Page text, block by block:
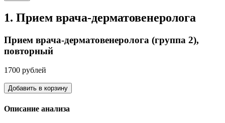
1. Прием врача-дерматовенеролога
Прием врача-дерматовенеролога (группа 2),
повторный
1700 рублей
Добавить в корзину
Описание анализа